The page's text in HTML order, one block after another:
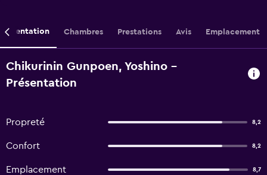
Présentation Chambres Prestations Avis Emplacement
Chikurinin Gunpoen, Yoshino -
Présentation
Propreté 8,2
Confort 8,2
Emplacement 8,7